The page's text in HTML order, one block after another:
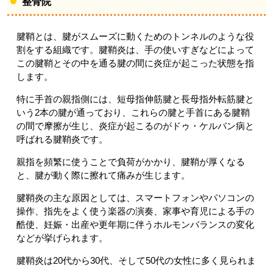
腱鞘とは、腱がスムーズに動くためのトンネルのような役
割をする組織です。腱鞘炎は、手の使いすぎなどによって
この腱鞘とその中を通る腱の間に炎症が起こった状態を指
します。
特に手首の親指側には、短母指伸筋腱と長母指外転筋腱と
いう2本の腱が通っており、これらの腱と手首にある腱鞘
の間で摩擦が生じ、炎症が起こるのがドゥ・ケルバン病と
呼ばれる腱鞘炎です。
親指を頻繁に使うことで負荷がかかり、腱鞘が厚くなる
と、腱が動く際に擦れて痛みが生じます。
腱鞘炎の主な原因としては、スマートフォンやパソコンの
操作、指先をよく使う楽器の演奏、家事や育児による手の
酷使、妊娠・出産や更年期に伴うホルモンバランスの変化
などが挙げられます。
腱鞘炎は20代から30代、そして50代の女性に多く見られま